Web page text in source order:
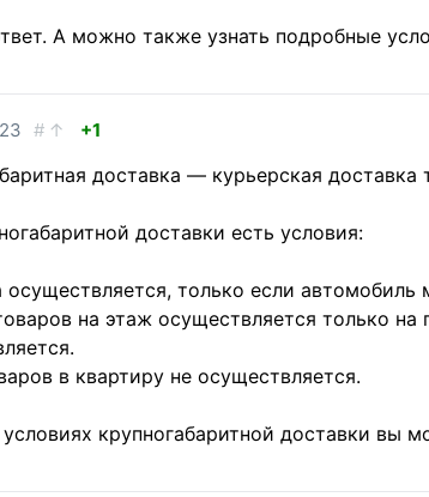
А можно также узнать подробные
# ↑ +1
доставка — курьерская доставка
доставки есть условия:
осуществляется, только если
на этаж осуществляется только на
в квартиру не осуществляется.
крупногабаритной доставки вы